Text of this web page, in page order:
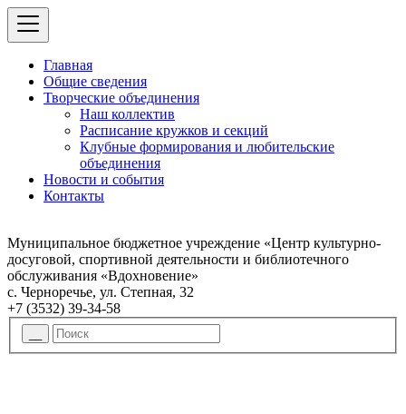
Главная
Общие сведения
Творческие объединения
Наш коллектив
Расписание кружков и секций
Клубные формирования и любительские
объединения
Новости и события
Контакты
Муниципальное бюджетное учреждение «Центр культурно-
досуговой, спортивной деятельности и библиотечного
обслуживания «Вдохновение»
с. Черноречье, ул. Степная, 32
+7 (3532) 39-34-58